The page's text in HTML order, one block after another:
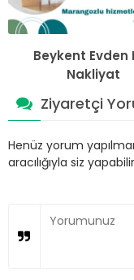
Beykent Evden
Nakliyat
Ziyaretçi
Henüz yorum
aracılığıyla siz